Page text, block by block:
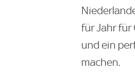
für Jahr für
und ein
machen.